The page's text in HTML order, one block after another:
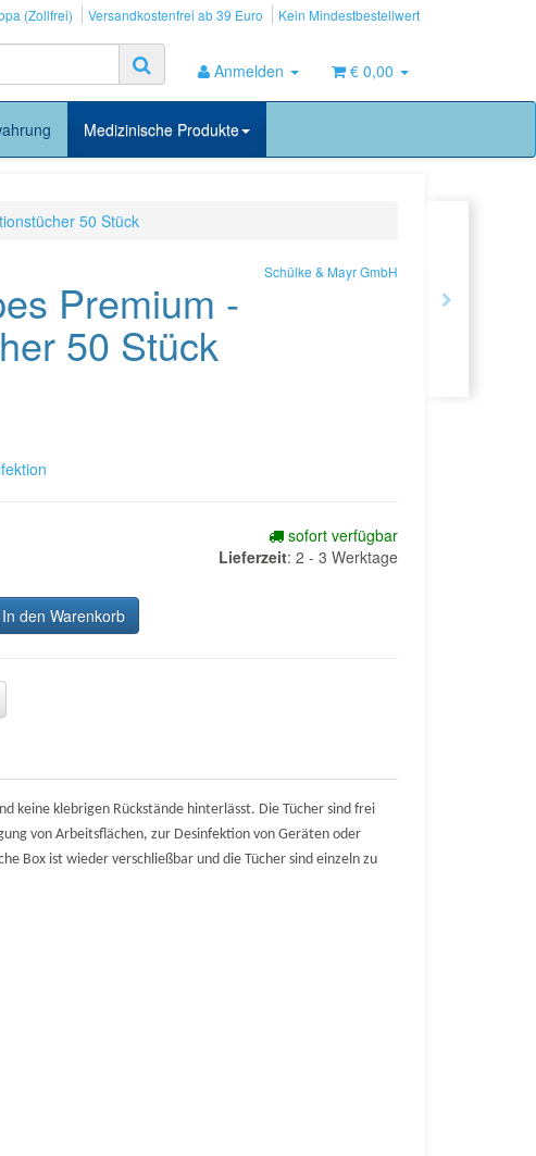
(Zollfrei) Versandkostenfrei ab 39 Euro Kein Mindestbestellwert
Anmelden € 0,00
Medizinische Produkte
50 Stück
Schülke & Mayr GmbH
Premium -
50 Stück
sofort verfügbar
Lieferzeit: 2 - 3 Werktage
In den Warenkorb
keine klebrigen Rückstände hinterlässt. Die Tücher sind frei
von Arbeitsflächen, zur Desinfektion von Geräten oder
Box ist wieder verschließbar und die Tücher sind einzeln zu